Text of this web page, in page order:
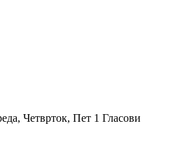
Четврток, Пет 1 Гласови